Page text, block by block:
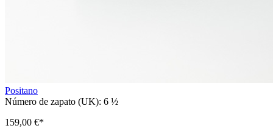
Positano
Número de zapato (UK): 6 ½
159,00 €*